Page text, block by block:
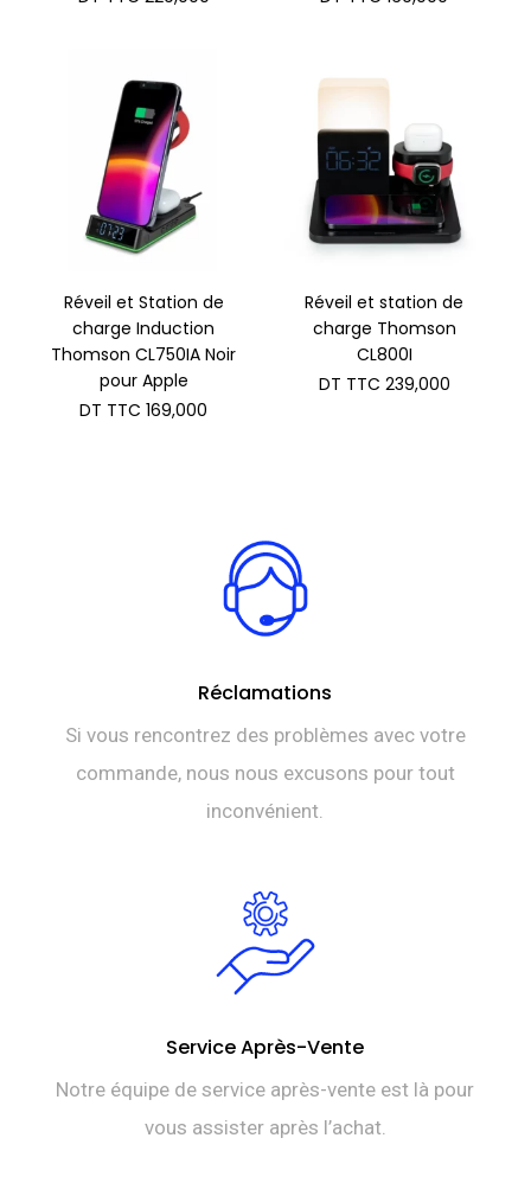
Réveil et Station de
charge Induction
Thomson CL750IA Noir
pour Apple
DT TTC 169,000
Réveil et station de
charge Thomson
CL800I
DT TTC 239,000
Réclamations
Si vous rencontrez des problèmes avec votre
commande, nous nous excusons pour tout
inconvénient.
Service Après-Vente
Notre équipe de service après-vente est là pour
vous assister après l’achat.